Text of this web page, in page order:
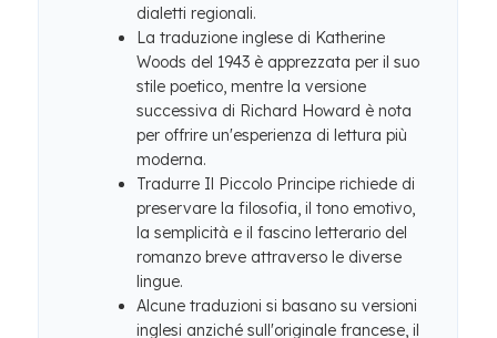
dialetti regionali.
La traduzione inglese di Katherine
Woods del 1943 è apprezzata per il suo
stile poetico, mentre la versione
successiva di Richard Howard è nota
per offrire un'esperienza di lettura più
moderna.
Tradurre Il Piccolo Principe richiede di
preservare la filosofia, il tono emotivo,
la semplicità e il fascino letterario del
romanzo breve attraverso le diverse
lingue.
Alcune traduzioni si basano su versioni
inglesi anziché sull'originale francese, il